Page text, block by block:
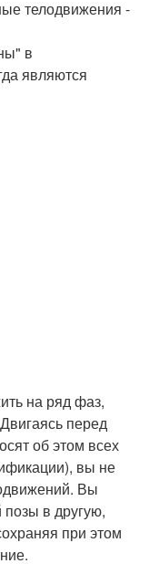
телодвижения -
в
являются
на ряд фаз,
перед
об этом всех
вы не
Вы
в другую,
при этом